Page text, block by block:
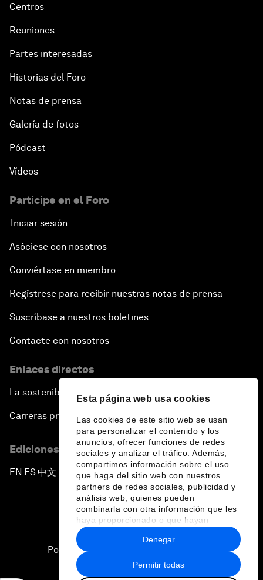
Esta página web usa cookies
Las cookies de este sitio web se usan
para personalizar el contenido y los
anuncios, ofrecer funciones de redes
sociales y analizar el tráfico. Además,
compartimos información sobre el uso
que haga del sitio web con nuestros
partners de redes sociales, publicidad y
análisis web, quienes pueden
combinarla con otra información que les
haya proporcionado o que hayan
recopilado a partir del uso que haya
hecho de sus servicios.
Permitir todas
Denegar
Centros
Reuniones
Partes interesadas
Historias del Foro
Notas de prensa
Galería de fotos
Pódcast
Vídeos
Participe en el Foro
Iniciar sesión
Asóciese con nosotros
Conviértase en miembro
Regístrese para recibir nuestras notas de prensa
Suscríbase a nuestros boletines
Contacte con nosotros
Enlaces directos
La sostenibilidad en el Foro
Carreras profesionales
Ediciones en otros idiomas
EN ▪ES▪中文▪ 日本語
Política de privacidad y normas de uso
Sitemap